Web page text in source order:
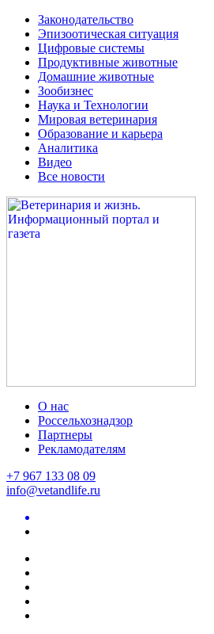
Законодательство
Эпизоотическая ситуация
Цифровые системы
Продуктивные животные
Домашние животные
Зообизнес
Наука и Технологии
Мировая ветеринария
Образование и карьера
Аналитика
Видео
Все новости
О нас
Россельхознадзор
Партнеры
Рекламодателям
+7 967 133 08 09
info@vetandlife.ru